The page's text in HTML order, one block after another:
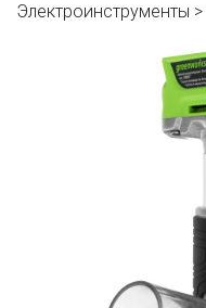
Электроинструменты >